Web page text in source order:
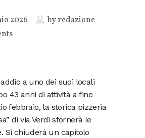
2026 byredazione
a uno dei suoi locali
43 anni di attività a fine
febbraio, la storica pizzeria
di via Verdi sfornerà le
Si chiuderà un capitolo